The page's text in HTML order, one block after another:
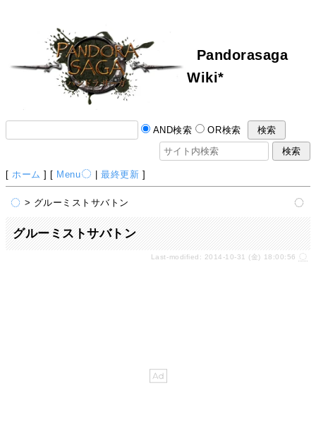
Pandorasaga
Wiki*
AND検索 OR検索
[ ホーム ] [ Menu |最終更新 ]
> グルーミストサバトン
グルーミストサバトン
Last-modified: 2014-10-31 (金) 18:00:56